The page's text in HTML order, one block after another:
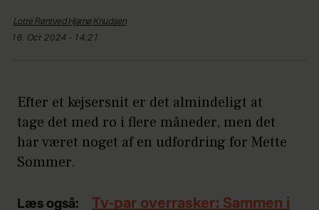
Lotte Røntved HjarnøKnudsen
16. Oct 2024 - 14:21
Efter et kejsersnit er det almindeligt at
tage det med ro i flere måneder, men det
har været noget af en udfordring for Mette
Sommer.
Læs også:
Tv-par overrasker: Sammen i